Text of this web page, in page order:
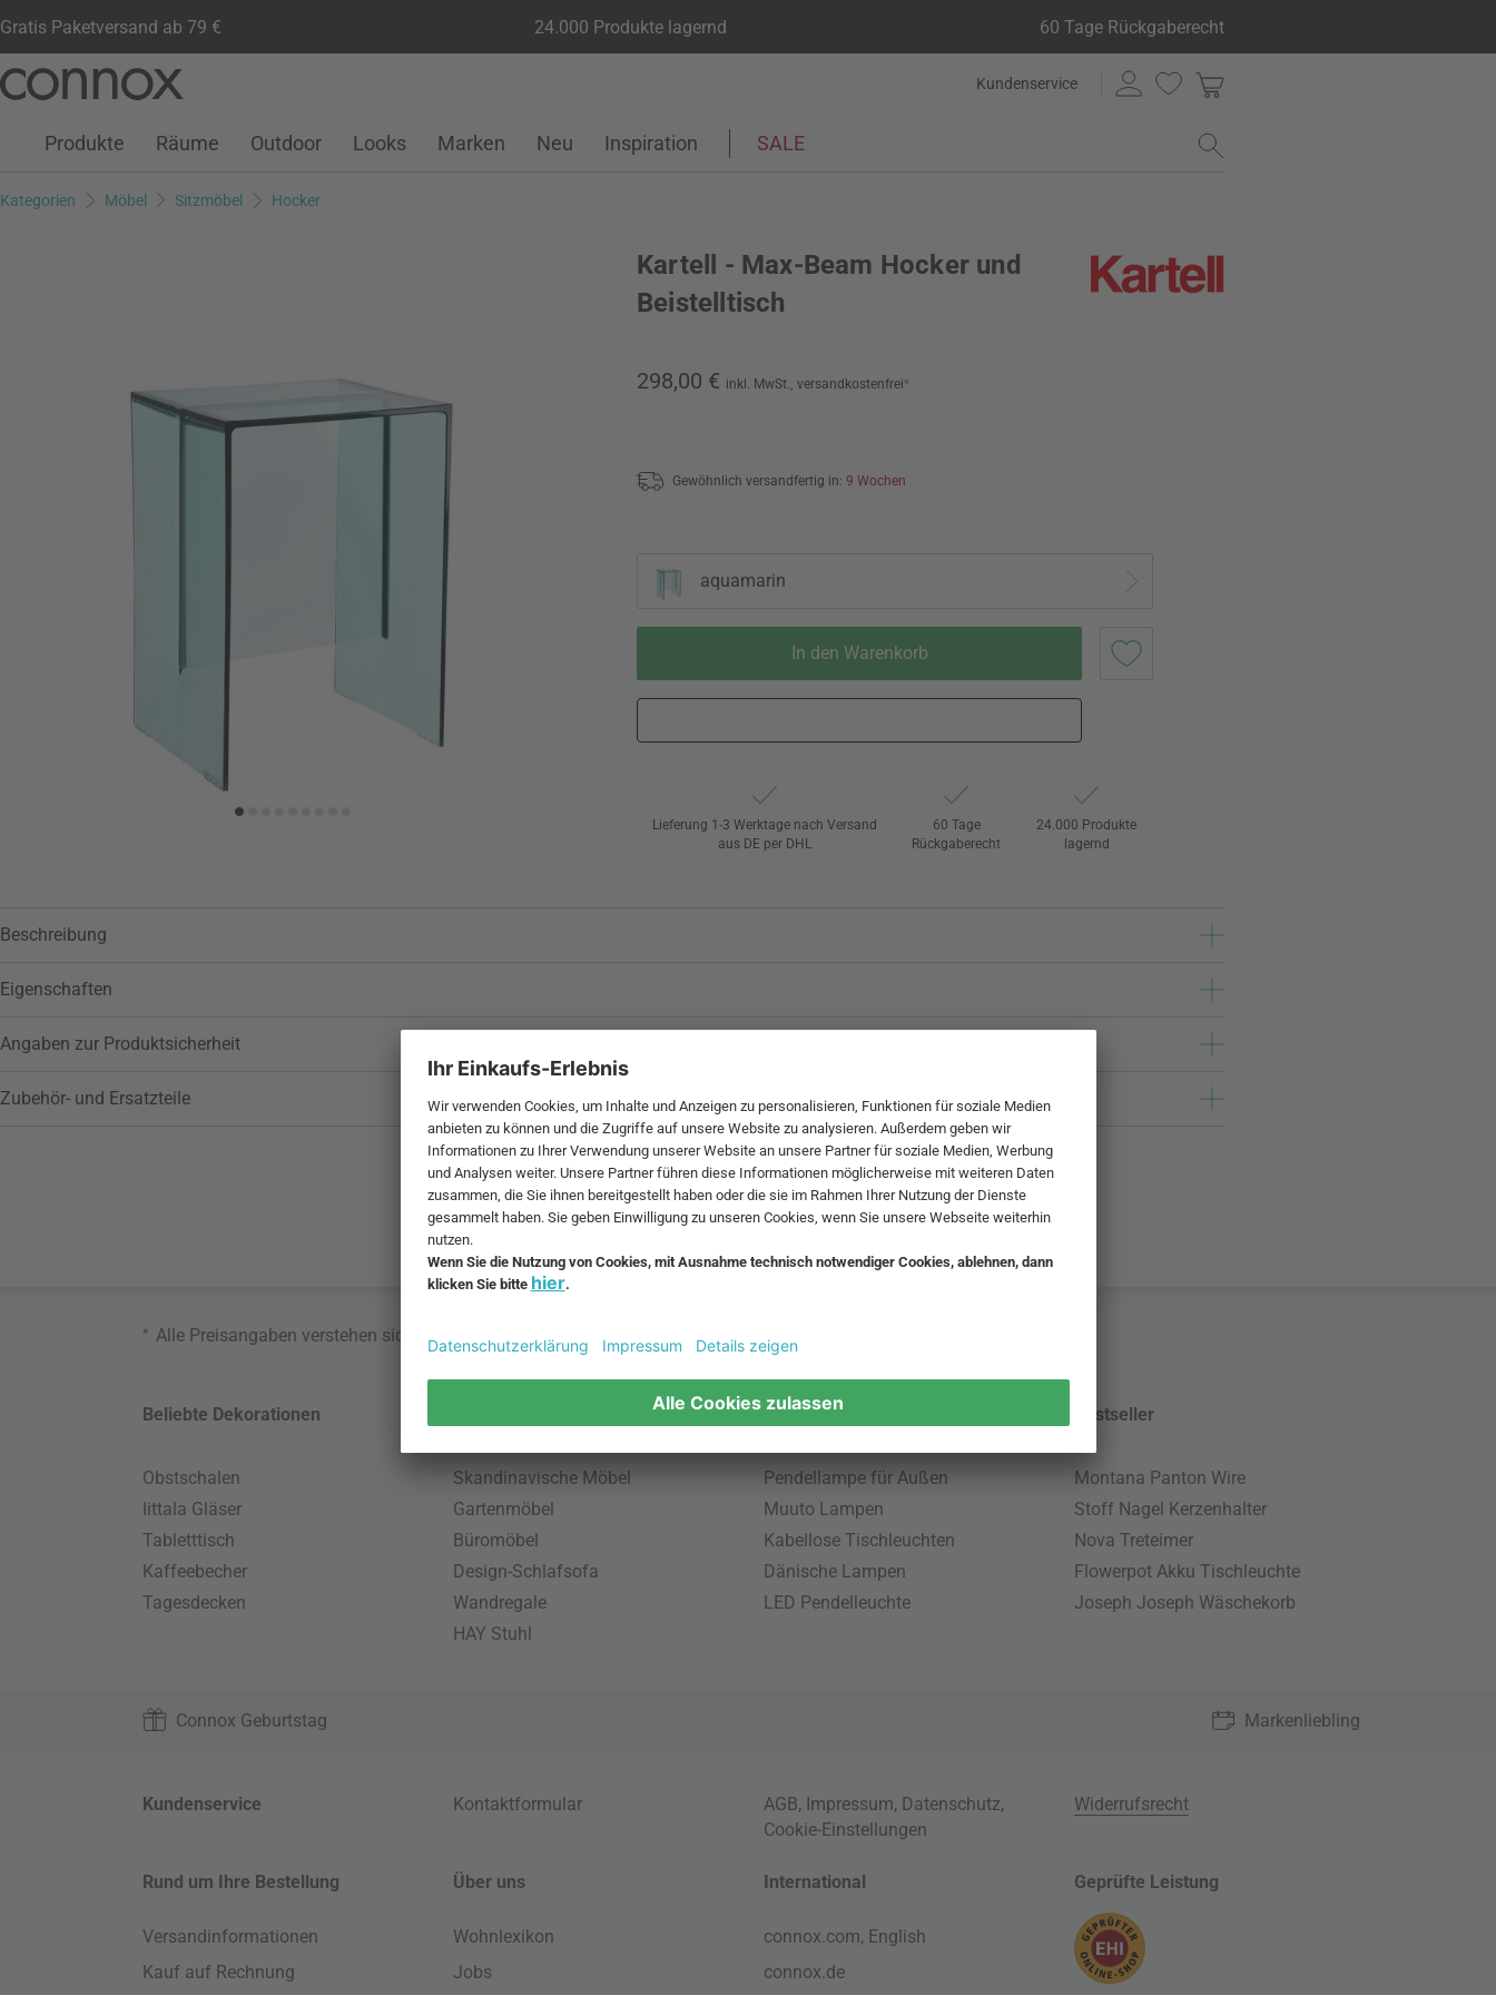
Gratis Paketversand ab 79 € 24.000 Produkte lagernd 60 Tage Rückgaberecht
Seiteninhalt
Suchfeld
Kundenservice
Kundenkonto
Wunschliste
Warenkorb
Produkte Räume Outdoor Looks Marken Neu Inspiration SALE
Kategorien Möbel Sitzmöbel Hocker
Kartell - Max-Beam Hocker und
Beistelltisch
298,00 € inkl. MwSt., versandkostenfrei*
Gewöhnlich versandfertig in: 9 Wochen
aquamarin
In den Warenkorb
Lieferung 1-3 Werktage nach Versand
aus DE per DHL
60 Tage
Rückgaberecht
24.000 Produkte
lagernd
Beschreibung
Eigenschaften
Angaben zur Produktsicherheit
Zubehör- und Ersatzteile
* Alle Preisangaben verstehen sich inklusive MwSt. und zzgl. Versandkosten
Beliebte Dekorationen
Obstschalen
Iittala Gläser
Tabletttisch
Kaffeebecher
Tagesdecken
Skandinavische Möbel
Gartenmöbel
Büromöbel
Design-Schlafsofa
Wandregale
HAY Stuhl
Beliebte Leuchten
Pendellampe für Außen
Muuto Lampen
Kabellose Tischleuchten
Dänische Lampen
LED Pendelleuchte
Bestseller
Montana Panton Wire
Stoff Nagel Kerzenhalter
Nova Treteimer
Flowerpot Akku Tischleuchte
Joseph Joseph Wäschekorb
Connox Geburtstag Markenliebling
Kundenservice Kontaktformular AGB, Impressum, Datenschutz,
Cookie-Einstellungen
Widerrufsrecht
Rund um Ihre Bestellung
Versandinformationen
Kauf auf Rechnung
Über uns
Wohnlexikon
Jobs
International
connox.com, English
connox.de
Geprüfte Leistung